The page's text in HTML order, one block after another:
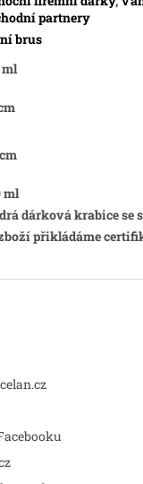
partnery
brus
ml
ml
dárková krabice se
přikládáme